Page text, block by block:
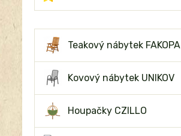
Teakový nábytek FAKOPA
Kovový nábytek UNIKOV
Houpačky CZILLO